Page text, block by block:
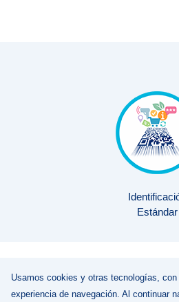
Estándar
Usamos cookies y otras tecnologías,
experiencia de navegación. Al continuar